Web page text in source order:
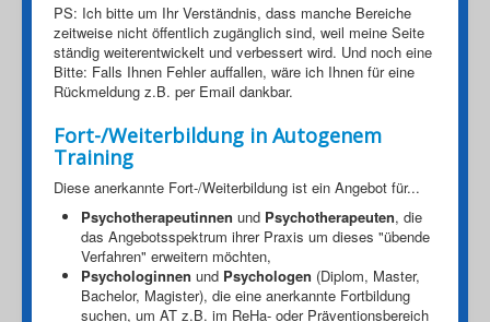
PS: Ich bitte um Ihr Verständnis, dass manche Bereiche
zeitweise nicht öffentlich zugänglich sind, weil meine Seite
ständig weiterentwickelt und verbessert wird. Und noch eine
Bitte: Falls Ihnen Fehler auffallen, wäre ich Ihnen für eine
Rückmeldung z.B. per Email dankbar.
Fort-/Weiterbildung in Autogenem
Training
Diese anerkannte Fort-/Weiterbildung ist ein Angebot für...
Psychotherapeutinnen und Psychotherapeuten, die
das Angebotsspektrum ihrer Praxis um dieses "übende
Verfahren" erweitern möchten,
Psychologinnen und Psychologen (Diplom, Master,
Bachelor, Magister), die eine anerkannte Fortbildung
suchen, um AT z.B. im ReHa- oder Präventionsbereich